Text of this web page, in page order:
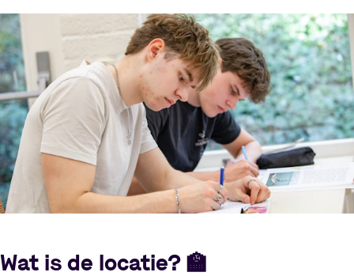
Wat is de locatie? 🏫